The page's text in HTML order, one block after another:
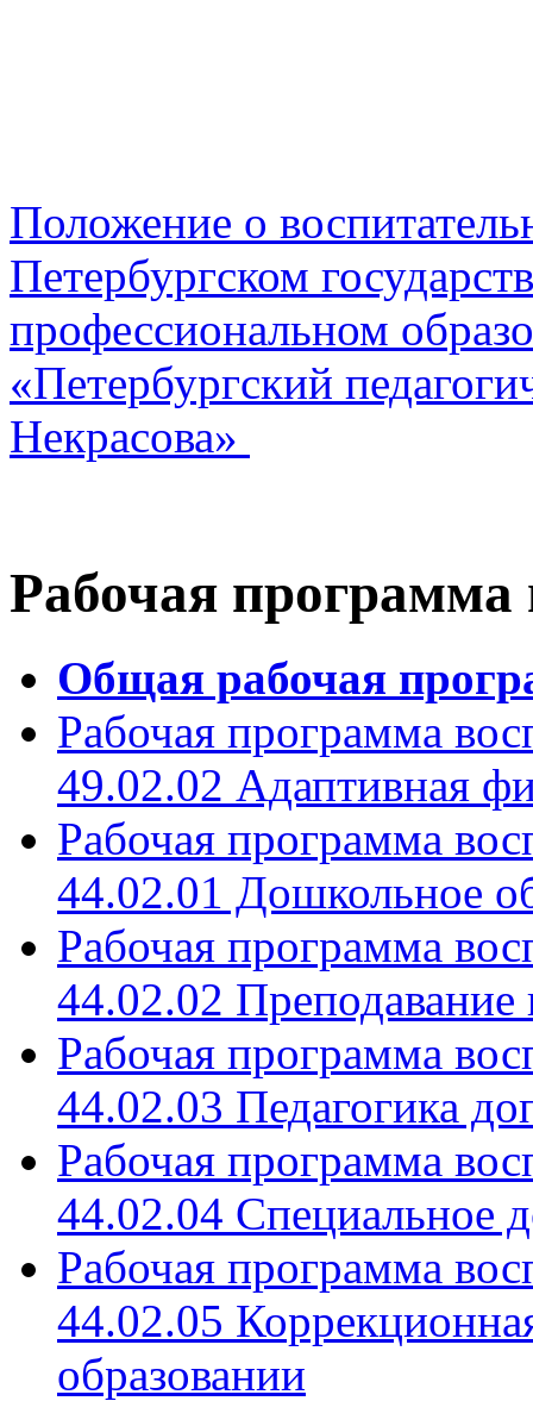
Положение о
Петербургском
профессиональном
«Петербургский
Некрасова»
Рабочая программа
Общая рабочая
Рабочая программа
49.02.02 Адаптивная
Рабочая программа
44.02.01 Дошкольное
Рабочая программа
44.02.02 Преподавание
Рабочая программа
44.02.03 Педагогика
Рабочая программа
44.02.04 Специальное
Рабочая программа
44.02.05
образовании